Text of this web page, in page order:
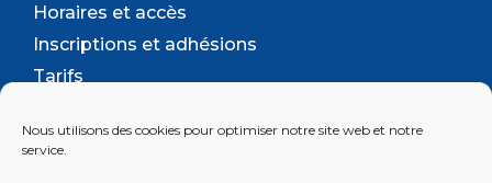
Nous utilisons des cookies pour optimiser notre site web et notre
service.
Horaires et accès
Inscriptions et adhésions
Tarifs
Contact